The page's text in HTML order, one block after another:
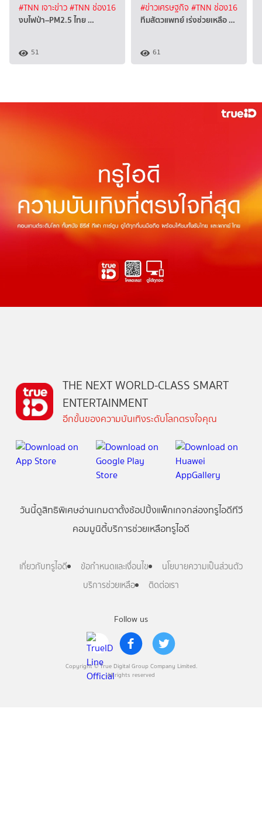
#TNN เจาะข่าว#TNN ช่อง16
งบไฟป่า–PM2.5 ไทย …
51
#ข่าวเศรษฐกิจ #TNN ช่อง16
ทีมสัตวแพทย์ เร่งช่วยเหลือ …
61
Follow us
Copyright © True Digital Group Company Limited.
All rights reserved
THE NEXT WORLD-CLASS SMART
ENTERTAINMENT
อีกขั้นของความบันเทิงระดับโลกตรงใจคุณ
วันนี้ดูสิทธิพิเศษอ่านเกมตาตั้งช้อปปิ้งแพ็กเกจกล่องทรูไอดีทีวี
คอมมูนิตี้บริการช่วยเหลือทรูไอดี
เกี่ยวกับทรูไอดี ข้อกำหนดและเงื่อนไข
นโยบายความเป็นส่วนตัว
บริการช่วยเหลือ
ติดต่อเรา